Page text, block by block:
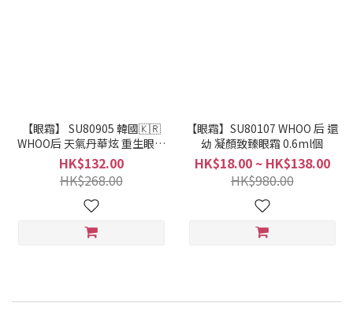
【眼霜】 SU80905 韓國🇰🇷
WHOO后 天氣丹華炫 重生眼霜
1ml * 60片
HK$132.00
HK$268.00
【眼霜】SU80107 WHOO 后 還
幼 凝顏致臻眼霜 0.6ml個
HK$18.00 ~ HK$138.00
HK$980.00